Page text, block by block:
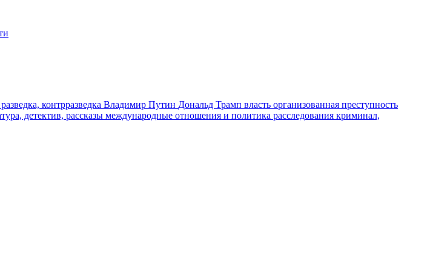
контрразведка Владимир Путин Дональд Трамп власть организованная преступность
детектив, рассказы международные отношения и политика расследования криминал,